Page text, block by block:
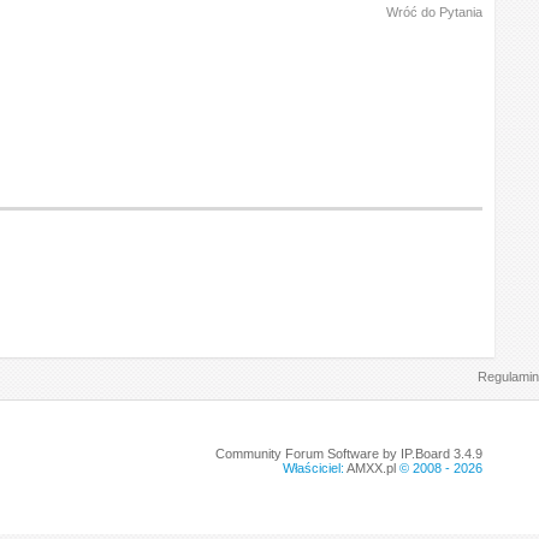
Wróć do Pytania
Regulamin
Community Forum Software by IP.Board 3.4.9
Właściciel: AMXX.pl© 2008 - 2026